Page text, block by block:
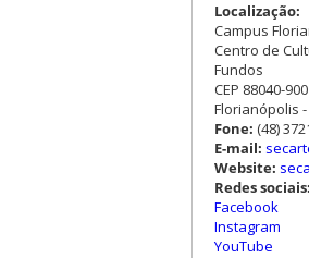
Localização:
Campus
Centro de
Fundos
CEP 88040-900
Florianópolis -
Fone: (48)
E-mail:
Website:
Redes sociais:
Facebook
Instagram
YouTube